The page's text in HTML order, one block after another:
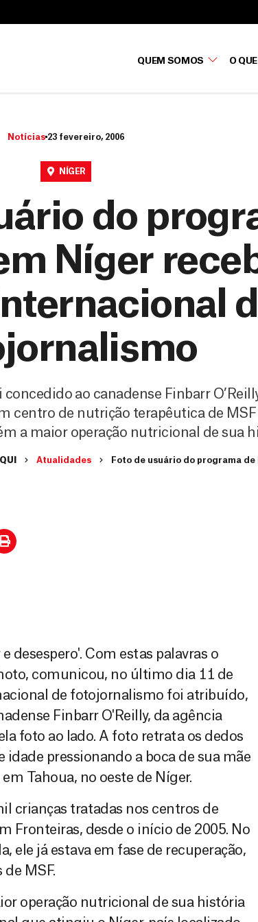
QUEM SOMOS O
Notícias 23 fevereiro, 2006
NÍGER
do
Níger
ao canadense Finbarr
centro de nutrição terapêutica de MSF
a maior operação nutricional de sua
Atualidades Foto de usuário do programa
desespero'. Com estas palavras o
comunicou, no último dia 11 de
de fotojornalismo foi atribuído,
Finbarr O'Reilly, da agência
foto ao lado. A foto retrata os dedos
pressionando a boca de sua mãe
Tahoua, no oeste de Níger.
crianças tratadas nos centros de
Fronteiras, desde o início de 2005. No
ele já estava em fase de recuperação,
MSF.
operação nutricional de sua história